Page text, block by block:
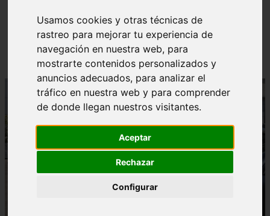
Usamos cookies y otras técnicas de
rastreo para mejorar tu experiencia de
navegación en nuestra web, para
mostrarte contenidos personalizados y
anuncios adecuados, para analizar el
tráfico en nuestra web y para comprender
de donde llegan nuestros visitantes.
Aceptar
Rechazar
Configurar
▷ Zona Azul Córdoba 《 Horarios y Tarifas 2024 》